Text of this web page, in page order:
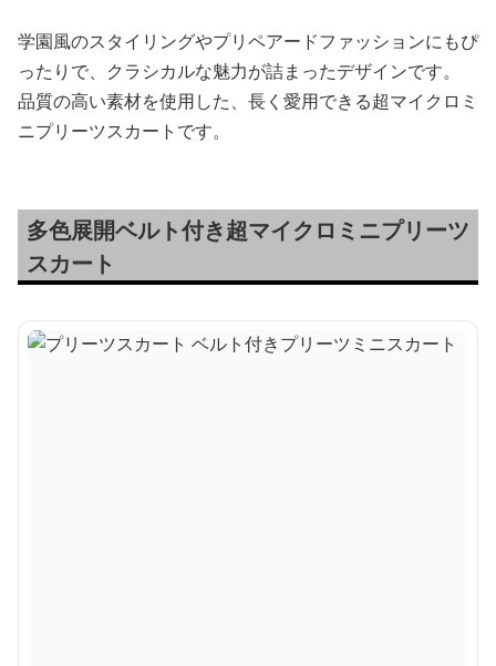
学園風のスタイリングやプリペアードファッションにもぴ
ったりで、クラシカルな魅力が詰まったデザインです。
品質の高い素材を使用した、長く愛用できる超マイクロミ
ニプリーツスカートです。
多色展開ベルト付き超マイクロミニプリーツ
スカート